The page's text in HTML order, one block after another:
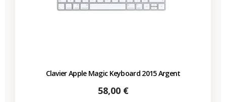
Clavier Apple Magic Keyboard 2015 Argent
Prix
58,00 €